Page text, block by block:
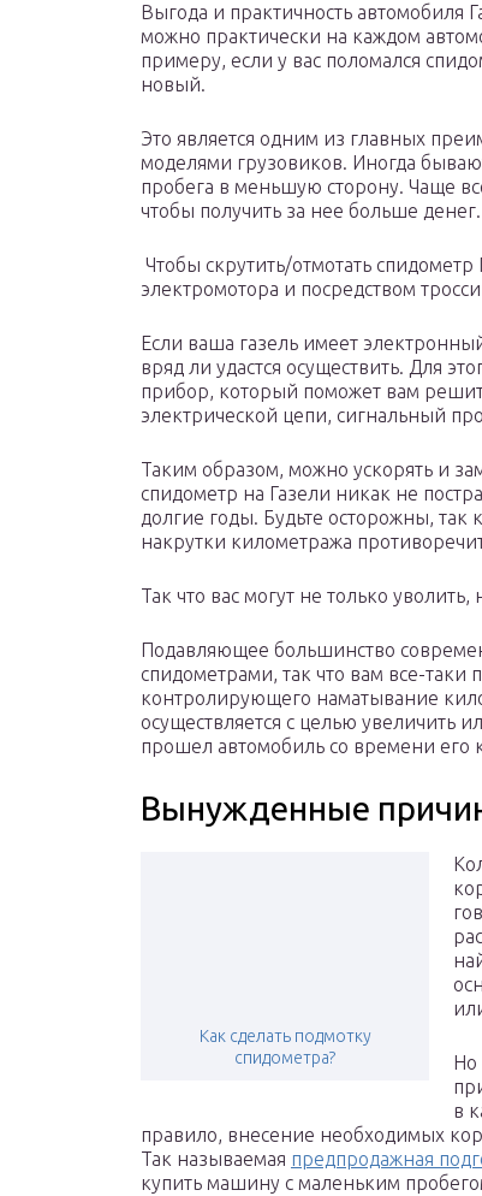
Выгода и практичность автомобиля
можно практически на каждом
примеру, если у вас поломался
новый.
Это является одним из главных
моделями грузовиков. Иногда
пробега в меньшую сторону. Чаще
чтобы получить за нее больше денег.
Чтобы скрутить/отмотать
электромотора и посредством
Если ваша газель имеет
вряд ли удастся осуществить. Для
прибор, который поможет вам
электрической цепи, сигнальный
Таким образом, можно ускорять и
спидометр на Газели никак не
долгие годы. Будьте осторожны, так
накрутки километража
Так что вас могут не только
Подавляющее большинство
спидометрами, так что вам все-таки
контролирующего наматывание
осуществляется с целью увеличить
прошел автомобиль со времени его
Вынужденные
Как сделать подмотку
спидометра?
Но
в
правило, внесение необходимых
Так называемая предпродажная
купить машину с маленьким